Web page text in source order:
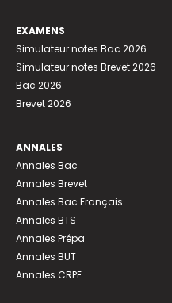
EXAMENS
Simulateur notes Bac 2026
Simulateur notes Brevet 2026
Bac 2026
Brevet 2026
ANNALES
Annales Bac
Annales Brevet
Annales Bac Français
Annales BTS
Annales Prépa
Annales BUT
Annales CRPE